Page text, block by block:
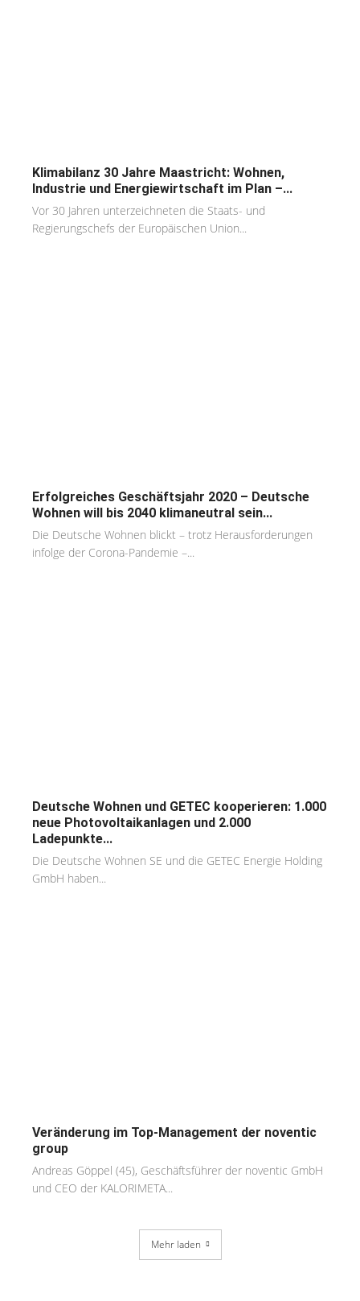
Klimabilanz 30 Jahre Maastricht: Wohnen,
Industrie und Energiewirtschaft im Plan –...
Vor 30 Jahren unterzeichneten die Staats- und
Regierungschefs der Europäischen Union...
Erfolgreiches Geschäftsjahr 2020 – Deutsche
Wohnen will bis 2040 klimaneutral sein...
Die Deutsche Wohnen blickt – trotz Herausforderungen
infolge der Corona-Pandemie –...
Deutsche Wohnen und GETEC kooperieren: 1.000
neue Photovoltaikanlagen und 2.000
Ladepunkte...
Die Deutsche Wohnen SE und die GETEC Energie Holding
GmbH haben...
Veränderung im Top-Management der noventic
group
Andreas Göppel (45), Geschäftsführer der noventic GmbH
und CEO der KALORIMETA...
Mehr laden